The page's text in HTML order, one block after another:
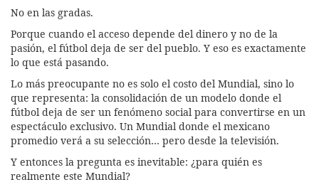
No en las gradas.
Porque cuando el acceso depende del dinero y no de la
pasión, el fútbol deja de ser del pueblo. Y eso es exactamente
lo que está pasando.
Lo más preocupante no es solo el costo del Mundial, sino lo
que representa: la consolidación de un modelo donde el
fútbol deja de ser un fenómeno social para convertirse en un
espectáculo exclusivo. Un Mundial donde el mexicano
promedio verá a su selección… pero desde la televisión.
Y entonces la pregunta es inevitable: ¿para quién es
realmente este Mundial?